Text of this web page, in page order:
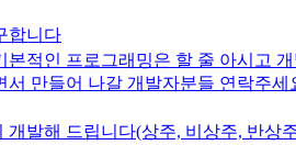
합니다
본적인 프로그래밍은 할 줄 아시고
서 만들어 나갈 개발자분들 연락주세
개발해 드립니다(상주, 비상주, 반상